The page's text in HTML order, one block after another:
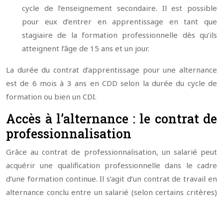
cycle de l’enseignement secondaire. Il est possible
pour eux d’entrer en apprentissage en tant que
stagiaire de la formation professionnelle dès qu’ils
atteignent l’âge de 15 ans et un jour.
La durée du contrat d’apprentissage pour une alternance
est de 6 mois à 3 ans en CDD selon la durée du cycle de
formation ou bien un CDI.
Accès à l’alternance : le contrat de
professionnalisation
Grâce au contrat de professionnalisation, un salarié peut
acquérir une qualification professionnelle dans le cadre
d’une formation continue. Il s’agit d’un contrat de travail en
alternance conclu entre un salarié (selon certains critères)